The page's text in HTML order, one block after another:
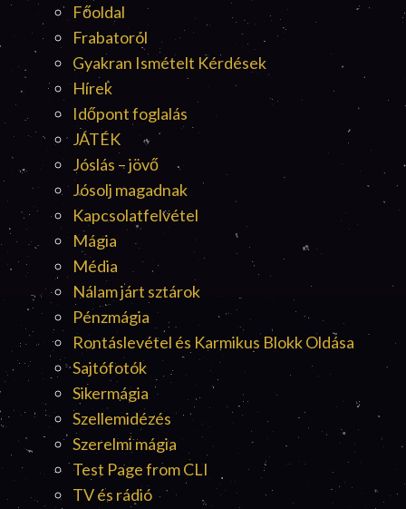
Főoldal
Frabatoról
Gyakran Ismételt Kérdések
Hírek
Időpont foglalás
JÁTÉK
Jóslás – jövő
Jósolj magadnak
Kapcsolatfelvétel
Mágia
Média
Nálam járt sztárok
Pénzmágia
Rontáslevétel és Karmikus Blokk Oldása
Sajtófotók
Sikermágia
Szellemidézés
Szerelmi mágia
Test Page from CLI
TV és rádió